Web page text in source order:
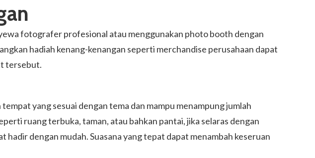
fotografer profesional atau menggunakan photo booth dengan
hadiah kenang-kenangan seperti merchandise perusahaan dapat
tersebut.
yang sesuai dengan tema dan mampu menampung jumlah
ruang terbuka, taman, atau bahkan pantai, jika selaras dengan
dengan mudah. Suasana yang tepat dapat menambah keseruan